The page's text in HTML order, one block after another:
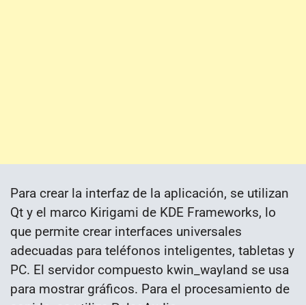
Para crear la interfaz de la aplicación, se utilizan
Qt y el marco Kirigami de KDE Frameworks, lo
que permite crear interfaces universales
adecuadas para teléfonos inteligentes, tabletas y
PC. El servidor compuesto kwin_wayland se usa
para mostrar gráficos. Para el procesamiento de